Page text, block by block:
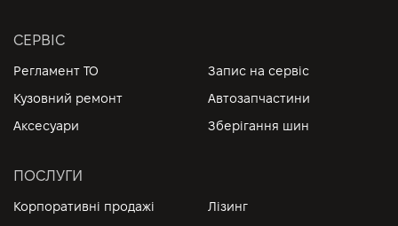
СЕРВІС
Регламент ТО
Запис на сервіс
Кузовний ремонт
Автозапчастини
Аксесуари
Зберігання шин
ПОСЛУГИ
Корпоративні продажі
Лізинг